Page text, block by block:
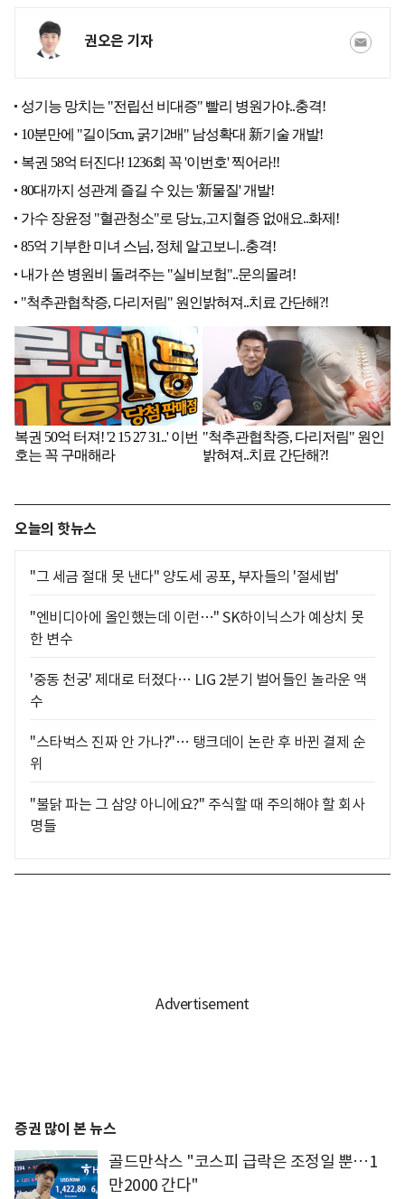
권오은 기자
오늘의 핫뉴스
"그 세금 절대 못 낸다" 양도세 공포, 부자들의 '절세법'
"엔비디아에 올인했는데 이런…" SK하이닉스가 예상치 못
한 변수
'중동 천궁' 제대로 터졌다… LIG 2분기 벌어들인 놀라운 액
수
"스타벅스 진짜 안 가나?"… 탱크데이 논란 후 바뀐 결제 순
위
"불닭 파는 그 삼양 아니에요?" 주식할 때 주의해야 할 회사
명들
증권 많이 본 뉴스
골드만삭스 "코스피 급락은 조정일 뿐…1
만2000 간다"